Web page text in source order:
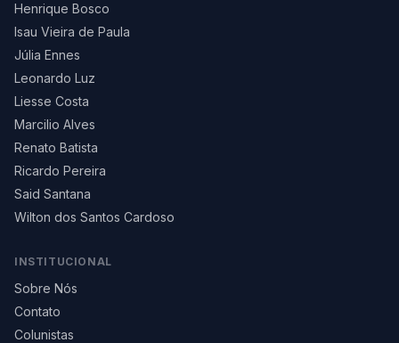
Henrique Bosco
Isau Vieira de Paula
Júlia Ennes
Leonardo Luz
Liesse Costa
Marcilio Alves
Renato Batista
Ricardo Pereira
Said Santana
Wilton dos Santos Cardoso
INSTITUCIONAL
Sobre Nós
Contato
Colunistas